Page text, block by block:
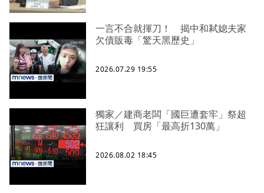
一言不合就揮刀！ 揭中和弒媳夫家
欠債販毒「驚天黑歷史」
2026.07.29 19:55
獨家／建商老闆「國巨遭套牢」祭超
狂讓利 買房「最高折130萬」
2026.08.02 18:45